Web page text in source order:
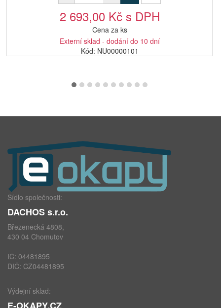
2 693,00 Kč s DPH
Cena za ks
Externí sklad - dodání do 10 dní
Kód: NU00000101
Sídlo společnosti:
DACHOS s.r.o.
Březenecká 4808,
430 04 Chomutov
IČ: 04481895
DIČ: CZ04481895
Výdejní sklad: